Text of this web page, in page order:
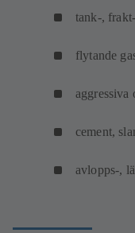
tank-,
flytande
aggressiva
cement,
avlopps-,